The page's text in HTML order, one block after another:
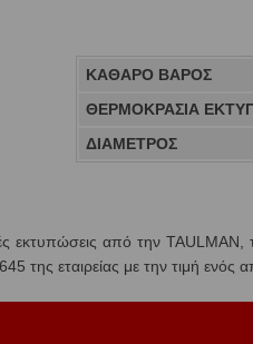
ΚΑΘΑΡΟ ΒΑΡΟΣ
ΘΕΡΜΟΚΡΑΣΙΑ
ΔΙΑΜΕΤΡΟΣ
εκτυπώσεις από την
της εταιρείας με την τιμή